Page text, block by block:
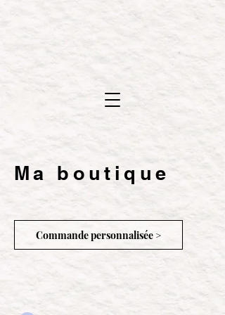
Ma boutique
Commande personnalisée >